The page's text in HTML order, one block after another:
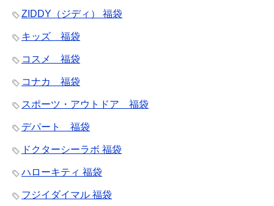
ZIDDY（ジディ） 福袋
キッズ 福袋
コスメ 福袋
コナカ 福袋
スポーツ・アウトドア 福袋
デパート 福袋
ドクターシーラボ 福袋
ハローキティ 福袋
フジイダイマル 福袋